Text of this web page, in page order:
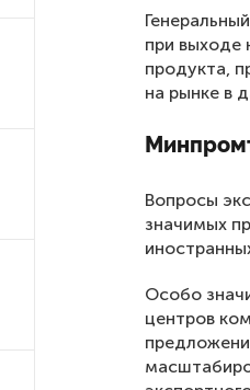
при выходе
продукта,
на рынке в
Вопросы
значимых
Особо
центров